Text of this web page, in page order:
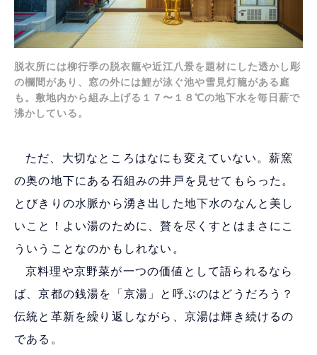
脱衣所には柳行季の脱衣籠や近江八景を題材にした透かし彫
の欄間があり、窓の外には鯉が泳ぐ池や雪見灯籠がある庭
も。敷地内から組み上げる１７〜１８℃の地下水を毎日薪で
沸かしている。
ただ、大切なところはなにも変えていない。薪窯
の奥の地下にある石組みの井戸を見せてもらった。
とびきりの水脈から湧き出した地下水のなんと美し
いこと！よい湯のために、贅を尽くすとはまさにこ
ういうことなのかもしれない。
京料理や京野菜が一つの価値として語られるなら
ば、京都の銭湯を「京湯」と呼ぶのはどうだろう？
伝統と革新を繰り返しながら、京湯は輝き続けるの
である。